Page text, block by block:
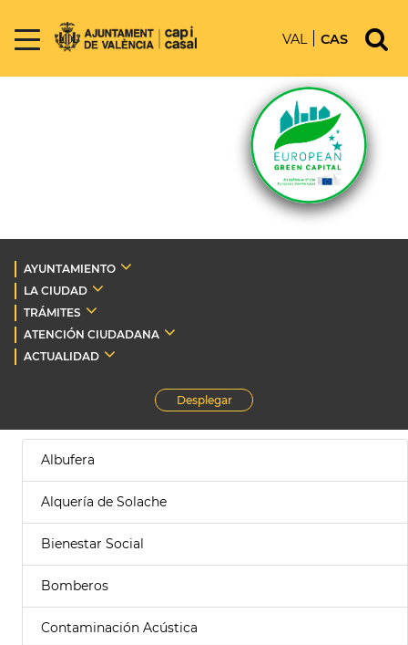
VAL CAS
AYUNTAMIENTO
LA CIUDAD
TRÁMITES
ATENCIÓN CIUDADANA
ACTUALIDAD
Desplegar
Albufera
Alquería de Solache
Bienestar Social
Bomberos
Contaminación Acústica